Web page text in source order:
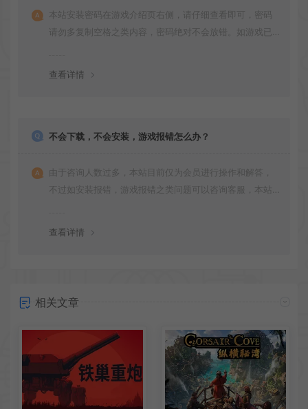
本站安装密码在游戏介绍页右侧，请仔细查看即可，密码
请勿多复制空格之类内容，密码绝对不会放错。如游戏已
查看详情
不会下载，不会安装，游戏报错怎么办？
由于咨询人数过多，本站目前仅为会员进行操作和解答，
不过如安装报错，游戏报错之类问题可以咨询客服，本站
查看详情
相关文章